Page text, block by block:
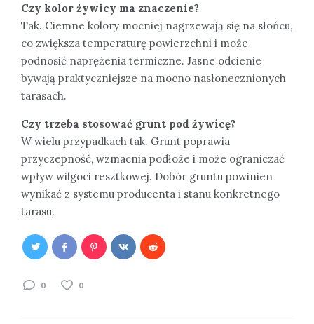
Czy kolor żywicy ma znaczenie?
Tak. Ciemne kolory mocniej nagrzewają się na słońcu,
co zwiększa temperaturę powierzchni i może
podnosić naprężenia termiczne. Jasne odcienie
bywają praktyczniejsze na mocno nasłonecznionych
tarasach.
Czy trzeba stosować grunt pod żywicę?
W wielu przypadkach tak. Grunt poprawia
przyczepność, wzmacnia podłoże i może ograniczać
wpływ wilgoci resztkowej. Dobór gruntu powinien
wynikać z systemu producenta i stanu konkretnego
tarasu.
0 0